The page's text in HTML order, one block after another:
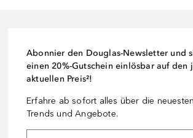
Abonnier den Douglas-Newsletter und
einen 20%-Gutschein einlösbar auf den
aktuellen Preis²!
Erfahre ab sofort alles über die
Trends und Angebote.